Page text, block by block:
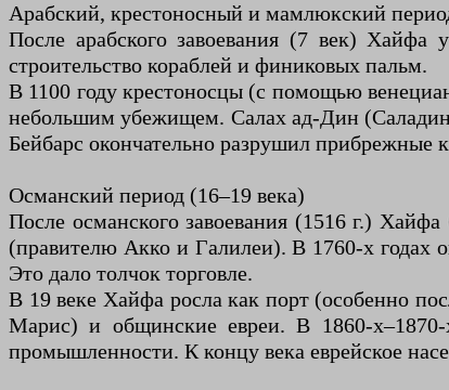
Арабский, крестоносный и мамлюкский
После арабского завоевания (7 век)
строительство кораблей и финиковых пальм.
В 1100 году крестоносцы (с помощью
небольшим убежищем. Салах ад-Дин
Бейбарс окончательно разрушил прибрежные
Османский период (16–19 века)
После османского завоевания (1516 г.)
(правителю Акко и Галилеи). В 1760-х годах
Это дало толчок торговле.
В 19 веке Хайфа росла как порт (особенно
Марис) и общинские евреи. В 1860-х–1870-
промышленности. К концу века еврейское